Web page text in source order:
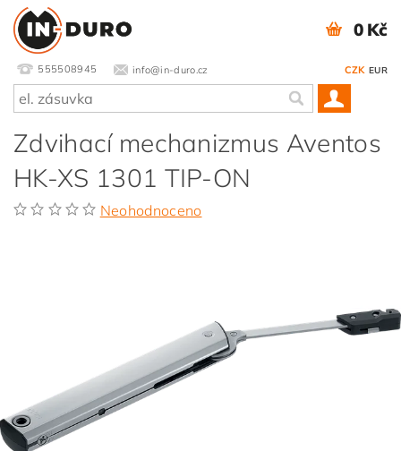
555508945 info@in-duro.cz CZK EUR
0 Kč
Zdvihací mechanizmus Aventos
HK-XS 1301 TIP-ON
Neohodnoceno